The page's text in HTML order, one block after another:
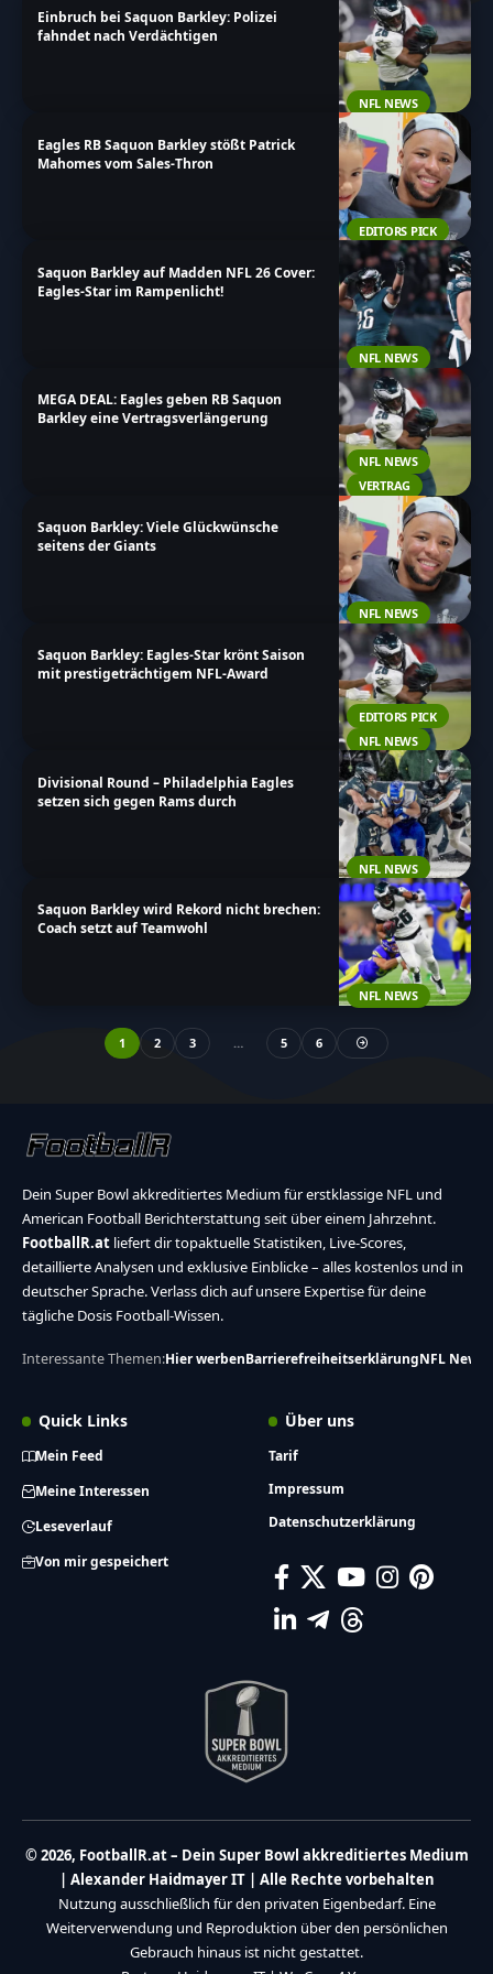
Viel Spaß beim Stöbern!
NFL NEWS
Einbruch bei Saquon Barkley: Polizei
fahndet nach Verdächtigen
EDITORS PICK
Eagles RB Saquon Barkley stößt Patrick
Mahomes vom Sales-Thron
NFL NEWS
Saquon Barkley auf Madden NFL 26 Cover:
Eagles-Star im Rampenlicht!
NFL NEWS
VERTRAG
MEGA DEAL: Eagles geben RB Saquon
Barkley eine Vertragsverlängerung
NFL NEWS
Saquon Barkley: Viele Glückwünsche
seitens der Giants
EDITORS PICK
NFL NEWS
Saquon Barkley: Eagles-Star krönt Saison
mit prestigeträchtigem NFL-Award
NFL NEWS
Divisional Round – Philadelphia Eagles
setzen sich gegen Rams durch
NFL NEWS
Saquon Barkley wird Rekord nicht brechen:
Coach setzt auf Teamwohl
1 2 3 … 5 6
Dein Super Bowl akkreditiertes Medium für erstklassige NFL und
American Football Berichterstattung seit über einem Jahrzehnt.
FootballR.at liefert dir topaktuelle Statistiken, Live-Scores,
detaillierte Analysen und exklusive Einblicke – alles kostenlos und in
deutscher Sprache. Verlass dich auf unsere Expertise für deine
tägliche Dosis Football-Wissen.
Interessante Themen:Hier werbenBarrierefreiheitserklärungNFL News
Quick Links
Mein Feed
Meine Interessen
Leseverlauf
Von mir gespeichert
Über uns
Tarif
Impressum
Datenschutzerklärung
© 2026, FootballR.at – Dein Super Bowl akkreditiertes Medium
| Alexander Haidmayer IT | Alle Rechte vorbehalten
Nutzung ausschließlich für den privaten Eigenbedarf. Eine
Weiterverwendung und Reproduktion über den persönlichen
Gebrauch hinaus ist nicht gestattet.